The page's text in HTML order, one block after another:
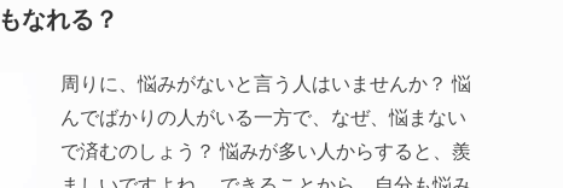
なれる？
周りに、悩みがないと言う人はいませんか？ 悩
んでばかりの人がいる一方で、なぜ、悩まない
で済むのしょう？ 悩みが多い人からすると、羨